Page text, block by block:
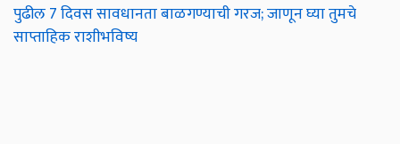
पुढील 7 दिवस सावधानता बाळगण्याची गरज; जाणून घ्या तुमचे
साप्ताहिक राशीभविष्य